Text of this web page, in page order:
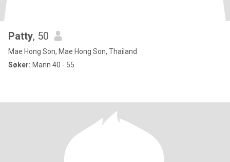
Patty, 50
Mae Hong Son, Mae Hong Son, Thailand
Søker: Mann 40 - 55